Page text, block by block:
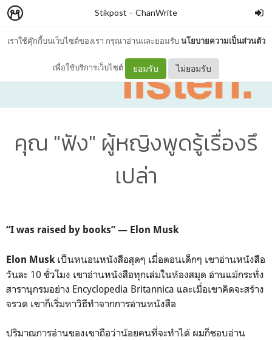
เราใช้คุ๊กกี้บนเว็บไซต์ของเรา กรุณาอ่านและยอมรับนโยบายความเป็นส่วนตัว
เพื่อใช้บริการเว็บไซต์ ยอมรับ ไม่ยอมรับ
Stikpost – ChanWrite
คุณ "ฟัง" ผู้หญิงพูดรู้เรื่องรึ
เปล่า
“I was raised by books” — Elon Musk
Elon Musk เป็นหนอนหนังสือสุดๆ เมื่อตอนเด็กๆ เขาอ่านหนังสือ
วันละ 10 ชั่วโมง เขาอ่านหนังสือทุกเล่มในห้องสมุด อ่านแม้กระทั่ง
สารานุกรมอย่าง Encyclopedia Britannica และเมื่อเขาคิดจะสร้าง
จรวด เขาก็เริ่มหาวิธีทำจากการอ่านหนังสือ
ปริมาณการอ่านของเขาถือว่าน้อยคนที่จะทำได้ ผมก็ชอบอ่าน